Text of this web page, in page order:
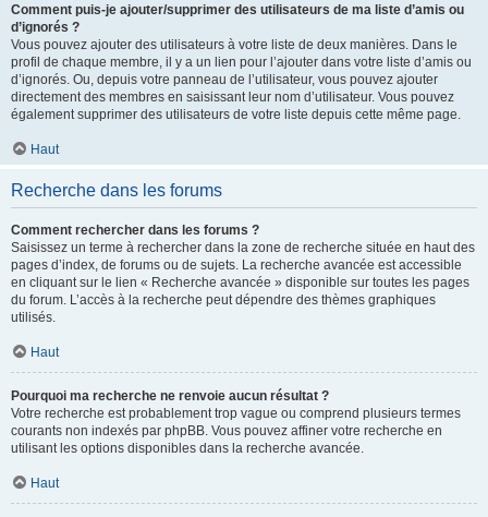
Comment puis-je ajouter/supprimer des utilisateurs de ma liste d’amis ou
d’ignorés ?
Vous pouvez ajouter des utilisateurs à votre liste de deux manières. Dans le
profil de chaque membre, il y a un lien pour l’ajouter dans votre liste d’amis ou
d’ignorés. Ou, depuis votre panneau de l’utilisateur, vous pouvez ajouter
directement des membres en saisissant leur nom d’utilisateur. Vous pouvez
également supprimer des utilisateurs de votre liste depuis cette même page.
Haut
Recherche dans les forums
Comment rechercher dans les forums ?
Saisissez un terme à rechercher dans la zone de recherche située en haut des
pages d’index, de forums ou de sujets. La recherche avancée est accessible
en cliquant sur le lien « Recherche avancée » disponible sur toutes les pages
du forum. L’accès à la recherche peut dépendre des thèmes graphiques
utilisés.
Haut
Pourquoi ma recherche ne renvoie aucun résultat ?
Votre recherche est probablement trop vague ou comprend plusieurs termes
courants non indexés par phpBB. Vous pouvez affiner votre recherche en
utilisant les options disponibles dans la recherche avancée.
Haut